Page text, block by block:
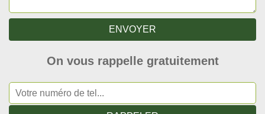
On vous rappelle gratuitement